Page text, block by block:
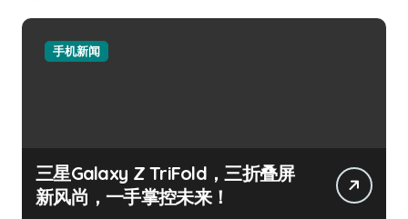
手机新闻
三星Galaxy Z TriFold，三折叠屏
新风尚，一手掌控未来！